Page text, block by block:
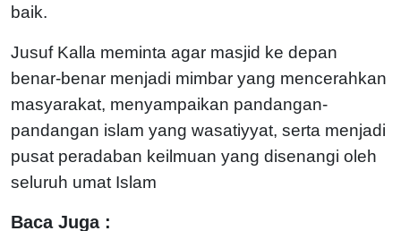
baik.
Jusuf Kalla meminta agar masjid ke depan
benar-benar menjadi mimbar yang mencerahkan
masyarakat, menyampaikan pandangan-
pandangan islam yang wasatiyyat, serta menjadi
pusat peradaban keilmuan yang disenangi oleh
seluruh umat Islam
Baca Juga :